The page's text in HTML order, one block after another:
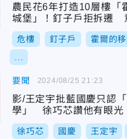
農民花6年打造10層樓「
城堡」！釘子戶拒拆遷
景點
危樓 釘子戶 霍爾的
要聞
影/王定宇批藍國慶只認
學」 徐巧芯讚他有眼光
漂亮
徐巧芯 國慶 王定宇
2024/08/25 21:23